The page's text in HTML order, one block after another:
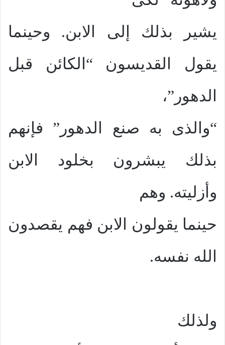
يشير بذلك إلى الابن. وحينما
يقول القديسون “الكائن قبل
الدهور”،
“والذى به صنع الدهور” فإنهم
بذلك يبشرون بخلود الابن
وأزليته. وهم
حينما يقولون الابن فهم يقصدون
الله نفسه.
ولذلك